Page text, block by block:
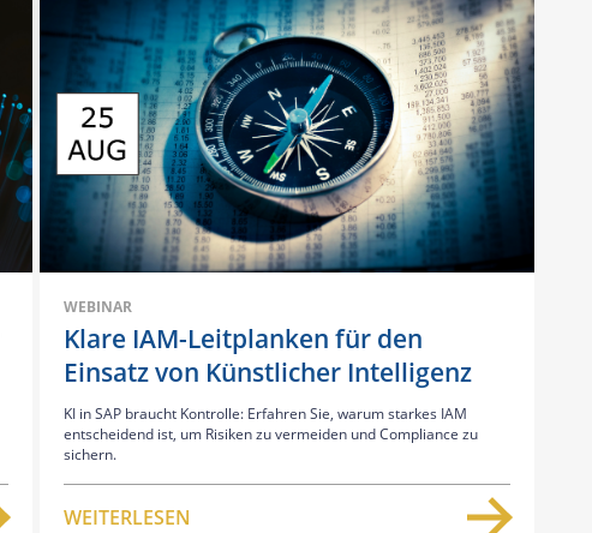
WEBINAR
Klare IAM-Leitplanken für den
Einsatz von Künstlicher Intelligenz
KI in SAP braucht Kontrolle: Erfahren Sie, warum starkes IAM
entscheidend ist, um Risiken zu vermeiden und Compliance zu
sichern.
WEITERLESEN